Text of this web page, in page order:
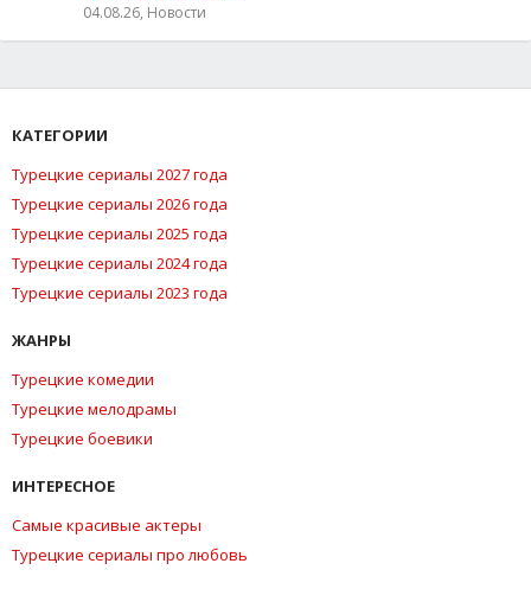
04.08.26, Новости
КАТЕГОРИИ
Турецкие сериалы 2027 года
Турецкие сериалы 2026 года
Турецкие сериалы 2025 года
Турецкие сериалы 2024 года
Турецкие сериалы 2023 года
ЖАНРЫ
Турецкие комедии
Турецкие мелодрамы
Турецкие боевики
ИНТЕРЕСНОЕ
Самые красивые актеры
Турецкие сериалы про любовь